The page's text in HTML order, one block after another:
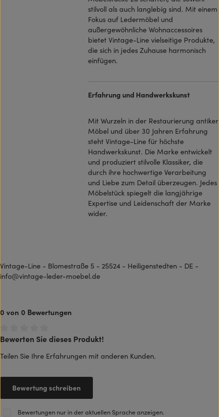
stilvoll als auch langlebig sind. Mit einem
Fokus auf Ledermöbel und
außergewöhnliche Wohnaccessoires
bietet Vintage-Line vielseitige Produkte,
die sich in jedes Zuhause harmonisch
einfügen.
Erfahrung und Handwerkskunst
Mit Wurzeln in der Restaurierung antiker
Möbel und über 30 Jahren Erfahrung
steht Vintage-Line für höchste
Handwerkskunst. Die Marke entwickelt
und produziert stilvolle Klassiker, die
durch ihre hochwertige Verarbeitung
und Liebe zum Detail überzeugen. Jedes
Möbelstück spiegelt die langjährige
Expertise und Leidenschaft der Marke
wider.
Vintage-Line - Blomestraße 5 - 25524 - Heiligenstedten - DE -
info@vintage-leder-moebel.de
0 von 0 Bewertungen
Durchschnittliche Bewertung von 0 von 5 Sternen
Bewerten Sie dieses Produkt!
Teilen Sie Ihre Erfahrungen mit anderen Kunden.
Bewertung schreiben
Bewertungen nur in der aktuellen Sprache anzeigen.